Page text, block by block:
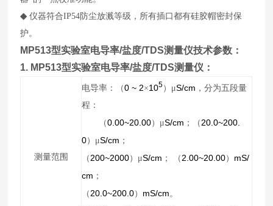
◆仪器符合IP54防尘放溅等级，所有插口都有硅胶帽密封保
护。
MP513型实验室电导率/盐度/TDS测量仪技术参数：
1. MP513型实验室电导率/盐度/TDS测量仪 ：
测量范围
电导率：（0 ~ 2×105）μS/cm ，分为五段量
程：
（0.00~20.00）μS/cm ；（20.0~200.
0）μS/cm ；
（200~2000）μS/cm ； （2.00~20.00） mS/
cm ；
（20.0~200.0） mS/cm。